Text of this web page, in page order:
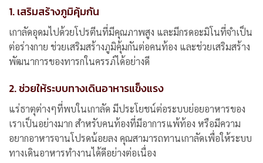
1. เสริมสร้างภูมิคุ้มกัน
เกาลัดอุดมไปด้วยโปรตีนที่มีคุณภาพสูง และมีกรดอะมิโนที่จำเป็น
ต่อร่างกาย ช่วยเสริมสร้างภูมิคุ้มกันต่อคนท้อง และช่วยเสริมสร้าง
พัฒนาการของทารกในครรภ์ได้อย่างดี
2. ช่วยให้ระบบทางเดินอาหารแข็งแรง
แร่ธาตุต่างๆที่พบในเกาลัด มีประโยชน์ต่อระบบย่อยอาหารของ
เราเป็นอย่างมาก สำหรับคนท้องที่มีอาการแพ้ท้อง หรือมีความ
อยากอาหารจานโปรดน้อยลง คุณสามารถทานเกาลัดเพื่อให้ระบบ
ทางเดินอาหารทำงานได้ดีอย่างต่อเนื่อง